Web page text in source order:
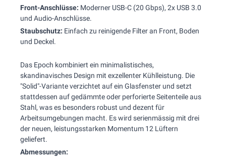
Front-Anschlüsse: Moderner USB-C (20 Gbps), 2x USB 3.0
und Audio-Anschlüsse.
Staubschutz: Einfach zu reinigende Filter an Front, Boden
und Deckel.
Das Epoch kombiniert ein minimalistisches,
skandinavisches Design mit exzellenter Kühlleistung. Die
"Solid"-Variante verzichtet auf ein Glasfenster und setzt
stattdessen auf gedämmte oder perforierte Seitenteile aus
Stahl, was es besonders robust und dezent für
Arbeitsumgebungen macht. Es wird serienmässig mit drei
der neuen, leistungsstarken Momentum 12 Lüftern
geliefert.
Abmessungen: